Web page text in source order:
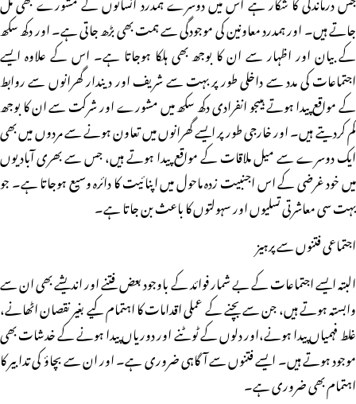
جاتے ہیں۔ اور ہمدرد معاونین کی موجودگی سے ہمت بھی بڑھ جاتی ہے۔ اور دکھ سکھ
کے بیان اور اظہار سے ان کا بوجھ بھی ہلکا ہوجاتا ہے۔ اس کے علاوہ ایسے
اجتماعات کی مدد سے داخلی طور پر بہت سے شریف اور دیندار گھرانوں سے روابط
کے مواقع پیدا ہوتے ہیںجو انفرادی دکھ سکھ میں مشورے اور شرکت سے ان کا بوجھ
کم کردیتے ہیں۔ اور خارجی طور پر ایسے گھرانوں میں تعاون ہونے سے مردوں میں بھی
ایک دوسرے سے میل ملاقات کے مواقع پیدا ہوتے ہیں، جس سے بھری آبادیوں
میں خود غرضی کے اس اجنبیت زدہ ماحول میں اپنائیت کا دائرہ وسیع ہوجاتا ہے۔ جو
بہت سی معاشرتی تسلیوں اور سہولتوں کا باعث بن جاتا ہے۔
اجتماعی فتنوں سے پرہیز
البتہ ایسے اجتماعات کے بے شمار فوائد کے باوجود بعض فتنے اور اندیشے بھی ان سے
وابستہ ہوتے ہیں، جن سے بچنے کے عملی اقدامات کا اہتمام کیے بغیر نقصان اٹھانے،
غلط فہمیاں پیدا ہونے،اور دلوں کے ٹوٹنے اور دوریاں پیدا ہونے کے خدشات بھی
موجود ہوتے ہیں۔ ایسے فتنوں سے آگاہی ضروری ہے۔ اور ان سے بچاؤ کی تدابیر کا
اہتمام بھی ضروری ہے۔